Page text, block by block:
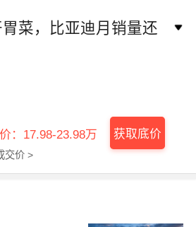
菜，比亚迪月销量还
：17.98-23.98万
交价 >
获取底价